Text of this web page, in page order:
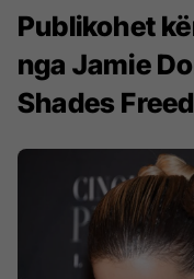
Publikohet
nga Jamie
Shades